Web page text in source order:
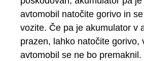
avtomobil natočite gorivo in
vozite. Če pa je akumulator v
prazen, lahko natočite gorivo,
avtomobil se ne bo